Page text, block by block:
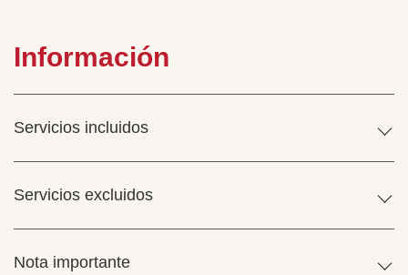
Información
Servicios incluidos
Servicios excluidos
Nota importante